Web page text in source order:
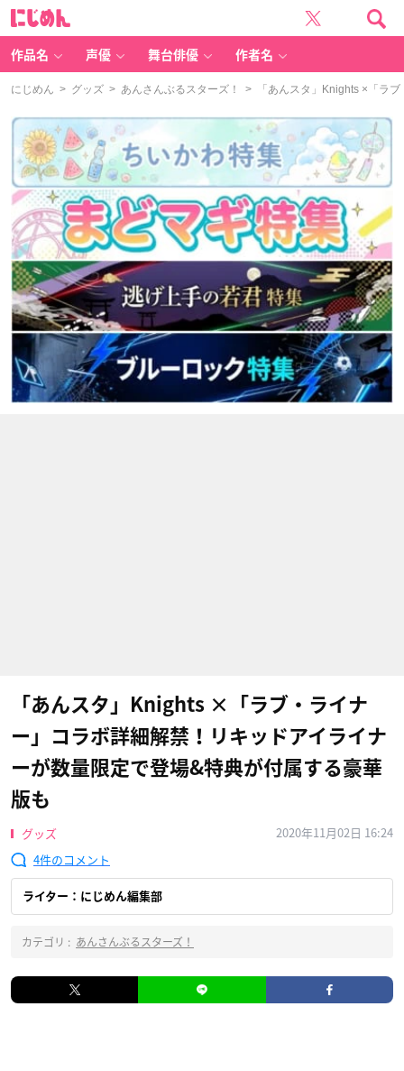
作品名 声優 舞台俳優 作者名
にじめん > グッズ > あんさんぶるスターズ！ > 「あんスタ」Knights ×「ラブ
「あんスタ」Knights ×「ラブ・ライナ
ー」コラボ詳細解禁！リキッドアイライナ
ーが数量限定で登場&特典が付属する豪華
版も
グッズ
2020年11月02日 16:24
4
ライター：にじめん編集部
カテゴリ : あんさんぶるスターズ！